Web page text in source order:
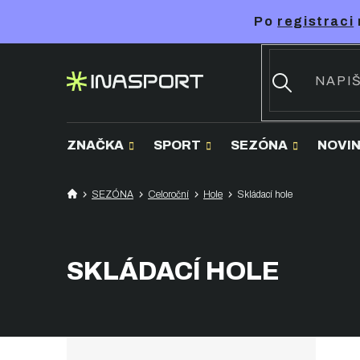
Po registraci
ZNAČKA SPORT SEZÓNA
SEZÓNA Celoroční Hole Skládací hole
SKLÁDACÍ HOLE